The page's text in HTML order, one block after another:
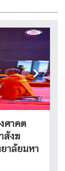
ศาคต
สังฆ
าลัยมหา